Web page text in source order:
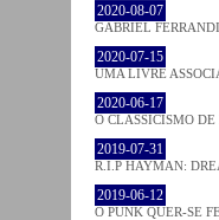
2020-08-07
GABRIEL
2020-07-15
UMA LIVRE
2020-06-17
O CLASSICISMO
2019-07-31
R.I.P HAYMAN:
2019-06-12
O PUNK QUER-SE